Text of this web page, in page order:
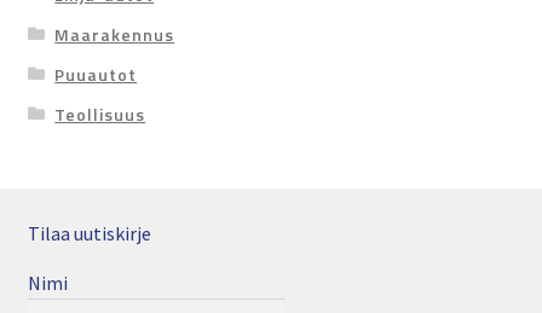
Maarakennus
Puuautot
Teollisuus
Tilaa uutiskirje
Nimi